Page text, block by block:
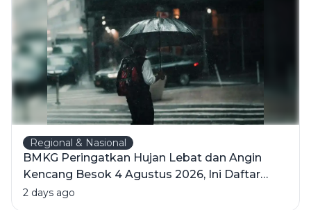
Regional & Nasional
BMKG Peringatkan Hujan Lebat dan Angin
Kencang Besok 4 Agustus 2026, Ini Daftar
Wilayahnya
2 days ago